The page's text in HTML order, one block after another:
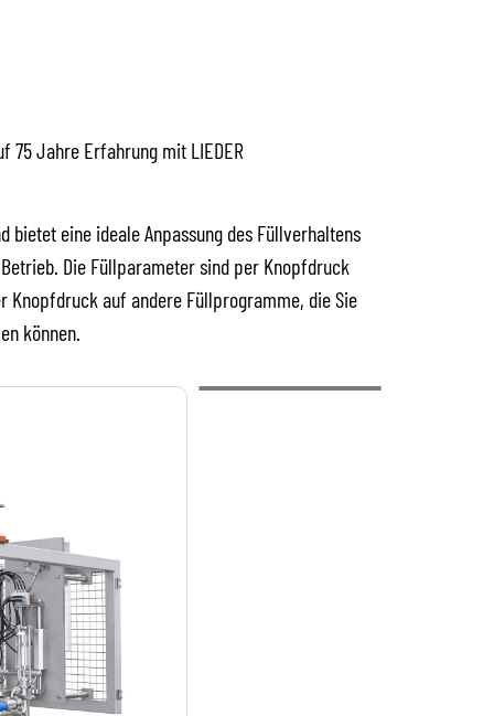
75 Jahre Erfahrung mit LIEDER
bietet eine ideale Anpassung des Füllverhaltens
Die Füllparameter sind per Knopfdruck
Knopfdruck auf andere Füllprogramme, die Sie
können.